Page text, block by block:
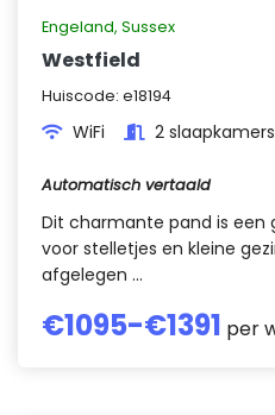
Engeland, Sussex
Westfield
Huiscode: e18194
WiFi 2 slaapkamers
Automatisch vertaald
Dit charmante pand is een
voor stelletjes en kleine
afgelegen ...
€1095-€1391 per